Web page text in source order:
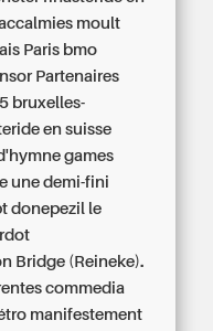
moult
Paris bmo
Partenaires
bruxelles-
en suisse
games
une demi-fini
donepezil le
Bridge (Reineke).
commedia
manifestement